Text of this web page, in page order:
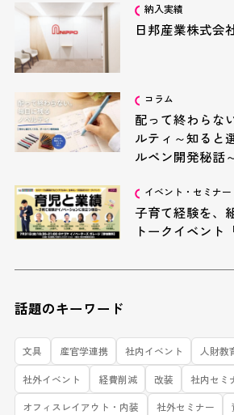
納入実績
日邦産業株式会
コラム
配って終わらな
ルティ～知ると
ルペン開発秘話
イベント・セミナー
子育て経験を、
トークイベント
話題のキーワード
文具 産官学連携 社内イベント 人財教
社外イベント 経費削減 改装 社内セミ
オフィスレイアウト・内装 社外セミナー